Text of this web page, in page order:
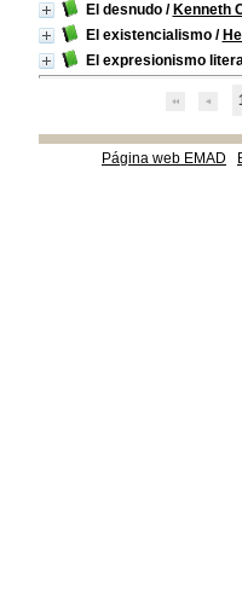
El desnudo/ Kenneth
El existencialismo/
El expresionismo
Página web EMAD